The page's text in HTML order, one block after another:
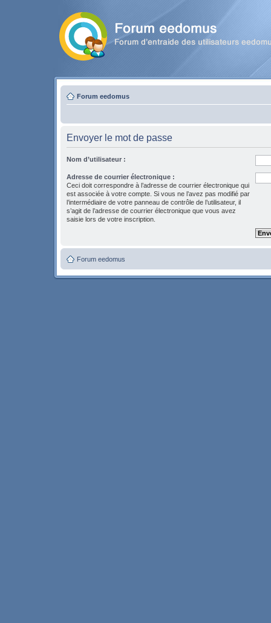
Forum eedomus
Envoyer le mot de passe
Nom d’utilisateur :
Adresse de courrier électronique :
Ceci doit correspondre à l’adresse de courrier électronique qui
est associée à votre compte. Si vous ne l’avez pas modifié par
l’intermédiaire de votre panneau de contrôle de l’utilisateur, il
s’agit de l’adresse de courrier électronique que vous avez
saisie lors de votre inscription.
Forum eedomus